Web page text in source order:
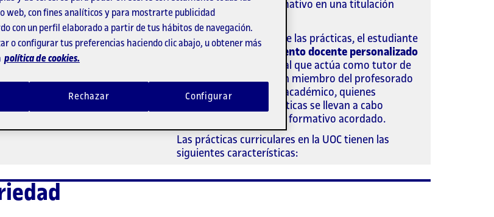
largo del itinerario formativo en una titulación
específica.
Durante la realización de las prácticas, el estudiante
dispone de un
seguimiento docente personalizado
mediante un profesional que actúa como tutor de
centro de prácticas y un miembro del profesorado
que ejerce como tutor académico, quienes
garantizan que las prácticas se llevan a cabo
respetando el proyecto formativo acordado.
Las prácticas curriculares en la UOC tienen las
siguientes características:
web, con fines analíticos y para mostrarte publicidad
con un perfil elaborado a partir de tus hábitos de navegación.
o configurar tus preferencias haciendo clic abajo, u obtener más
política de cookies.
Rechazar Configurar